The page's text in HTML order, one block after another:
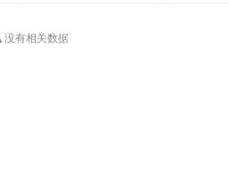
没有相关数据